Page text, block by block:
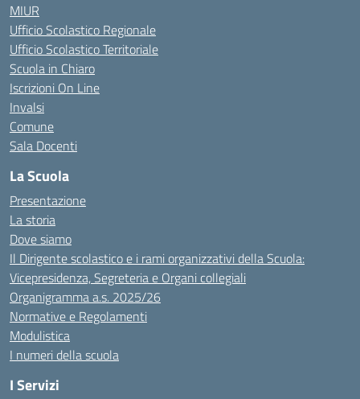
MIUR
Ufficio Scolastico Regionale
Ufficio Scolastico Territoriale
Scuola in Chiaro
Iscrizioni On Line
Invalsi
Comune
Sala Docenti
La Scuola
Presentazione
La storia
Dove siamo
Il Dirigente scolastico e i rami organizzativi della Scuola:
Vicepresidenza, Segreteria e Organi collegiali
Organigramma a.s. 2025/26
Normative e Regolamenti
Modulistica
I numeri della scuola
I Servizi